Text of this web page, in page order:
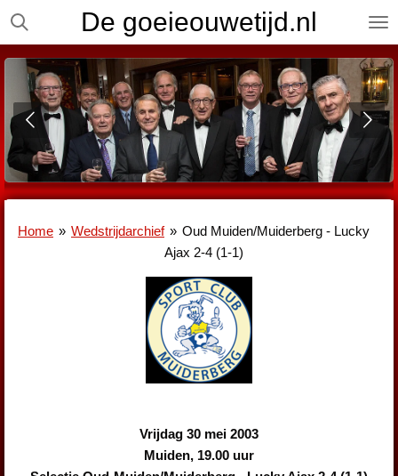
Ga
naar
hoofdinhoud
De goeieouwetijd.nl
Home » Wedstrijdarchief » Oud Muiden/Muiderberg - Lucky
Ajax 2-4 (1-1)
Vrijdag 30 mei 2003
Muiden, 19.00 uur